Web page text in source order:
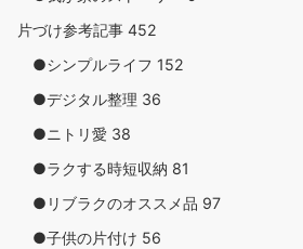
片づけ参考記事 452
●シンプルライフ 152
●デジタル整理 36
●ニトリ愛 38
●ラクする時短収納 81
●リブラクのオススメ品 97
●子供の片付け 56